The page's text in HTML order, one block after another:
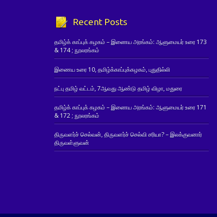
Recent Posts
தமிழ்க் காப்புக் கழகம் – இணைய அரங்கம்: ஆளுமையர் உரை 173
& 174 ; நூலரங்கம்
இணைய உரை 10, தமிழ்க்காப்புக்கழகம், புதுதில்லி
நட்பு தமிழ் வட்டம், 7ஆவது ஆண்டு தமிழ் விழா, மதுரை
தமிழ்க் காப்புக் கழகம் – இணைய அரங்கம்: ஆளுமையர் உரை 171
& 172 ; நூலரங்கம்
திருவளர்ச் செல்வன், திருவளர்ச் செல்வி சரியா? – இலக்குவனார்
திருவள்ளுவன்